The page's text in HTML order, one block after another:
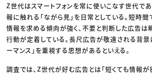
Z世代はスマートフォンを常に使いこなす世代で
報に触れる「ながら見」を日常としている。短時
情報を求める傾向が強く、不要と判断した広告は
行動が定着している。長尺広告が敬遠される背景
ーマンス」を重視する思想があるといえる。
調査では、Z世代が好む広告とは「短くても情報が